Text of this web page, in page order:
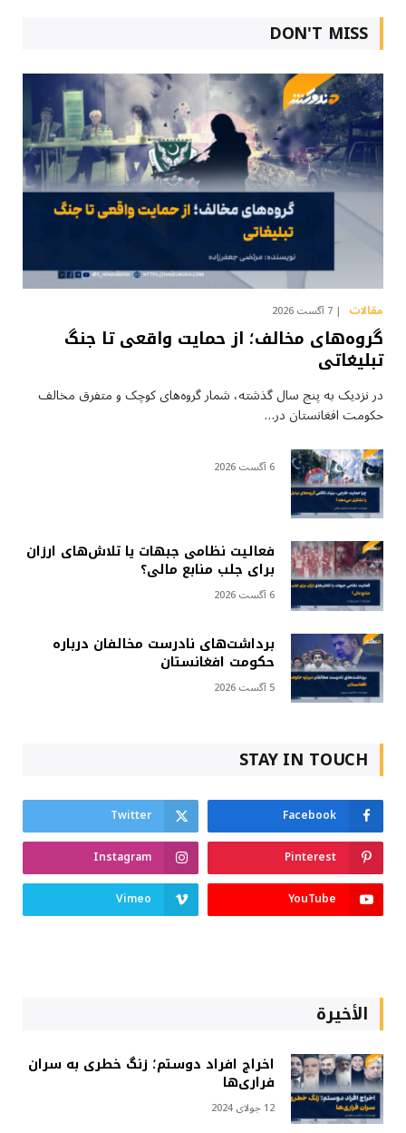
DON'T MISS
مقالات 7 آگست 2026
گروه‌های مخالف؛ از حمایت واقعی تا جنگ
تبلیغاتی
در نزدیک به پنج سال گذشته، شمار گروه‌های کوچک و متفرق مخالف
حکومت افغانستان در…
6 آگست 2026
فعالیت نظامی جبهات یا تلاش‌های ارزان
برای جلب منابع مالی؟
6 آگست 2026
برداشت‌های نادرست مخالفان درباره
حکومت افغانستان
5 آگست 2026
STAY IN TOUCH
Facebook
Twitter
Pinterest
Instagram
YouTube
Vimeo
الأخيرة
اخراج افراد دوستم؛ زنگ خطری به سران
فراری‌ها
12 جولای 2024